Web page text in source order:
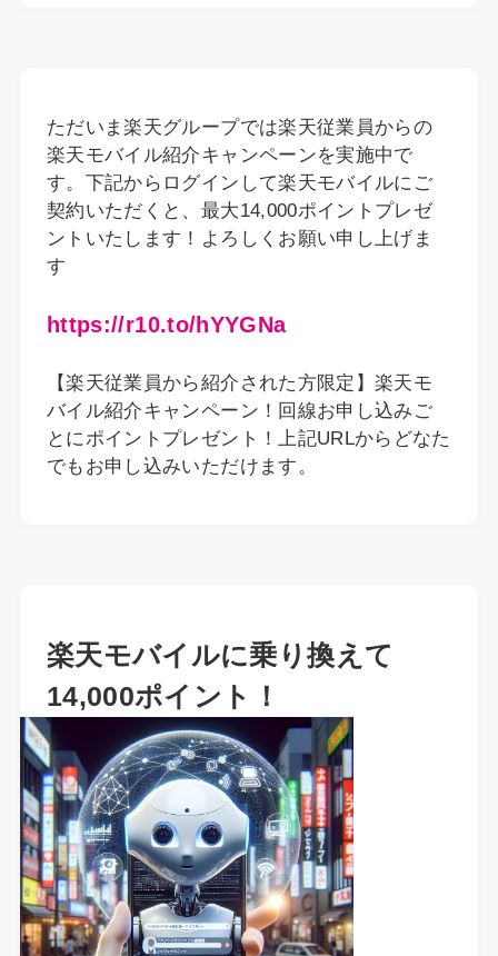
ただいま楽天グループでは楽天従業員からの
楽天モバイル紹介キャンペーンを実施中で
す。下記からログインして楽天モバイルにご
契約いただくと、最大14,000ポイントプレゼ
ントいたします！よろしくお願い申し上げま
す
https://r10.to/hYYGNa
【楽天従業員から紹介された方限定】楽天モ
バイル紹介キャンペーン！回線お申し込みご
とにポイントプレゼント！上記URLからどなた
でもお申し込みいただけます。
楽天モバイルに乗り換えて
14,000ポイント！